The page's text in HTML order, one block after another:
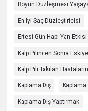
Boyun Düzleşmesi
En Iyi Saç Düzleştiricisi
Ertesi Gün Hapı Yan Etkisi
Kalp Pilinden Sonra
Kalp Pili Takılan
Kaplama Diş Kaplama
Kaplama Diş Yaptırmak